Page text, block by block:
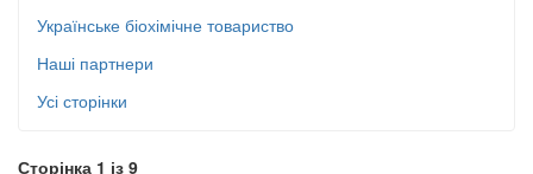
Українське біохімічне товариство
Наші партнери
Усі сторінки
Сторінка 1 із 9